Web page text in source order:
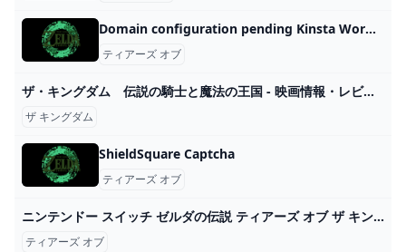
Domain configuration pending Kinsta WordPress Hosting
ティアーズ オブ
ザ・キングダム 伝説の騎士と魔法の王国 - 映画情報・レビュー・評価・あらすじ・動画配信 Filmarks映画
ザ キングダム
ShieldSquare Captcha
ティアーズ オブ
ニンテンドー スイッチ ゼルダの伝説 ティアーズ オブ ザ キングダムTears of the Kingdom ゲーム ソフト Nintendo Switch :YK1468-A2308:ベストワン - 通販 - Yahoo!ショッピング
ティアーズ オブ